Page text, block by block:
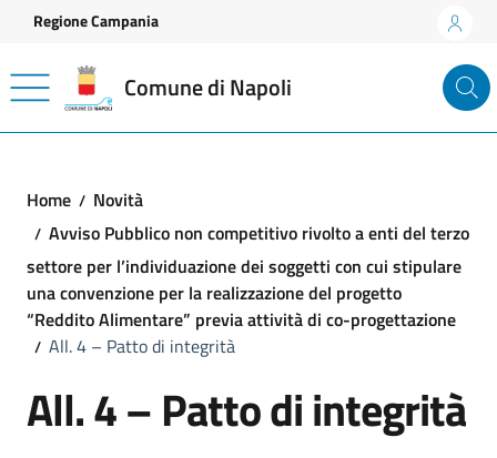
Vai ai contenuti
Vai al footer
Regione Campania
Comune di Napoli
Home
Novità
Avviso Pubblico non competitivo rivolto a enti del terzo
settore per l’individuazione dei soggetti con cui stipulare
una convenzione per la realizzazione del progetto
“Reddito Alimentare” previa attività di co-progettazione
All. 4 – Patto di integrità
All. 4 – Patto di integrità